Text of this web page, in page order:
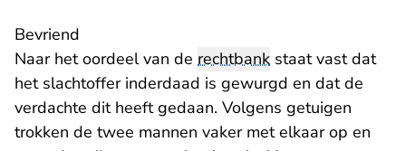
Bevriend
Naar het oordeel van de rechtbank staat vast dat
het slachtoffer inderdaad is gewurgd en dat de
verdachte dit heeft gedaan. Volgens getuigen
trokken de twee mannen vaker met elkaar op en